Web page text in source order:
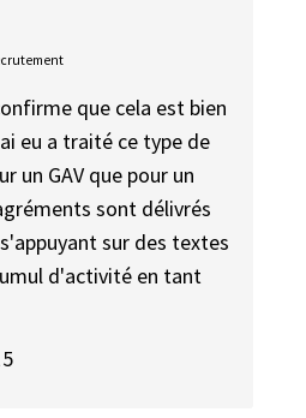
que cela est bien
eu a traité ce type de
un GAV que pour un
sont délivrés
sur des textes
d'activité en tant